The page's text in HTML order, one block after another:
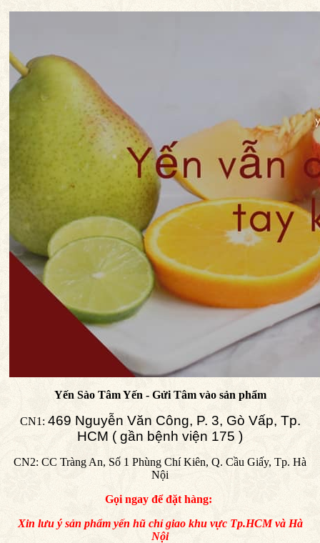
Yến Sào Tâm Yến - Gửi Tâm vào sản phẩm
CN1: 469 Nguyễn Văn Công, P. 3, Gò Vấp, Tp.
HCM ( gần bệnh viện 175 )
CN2: CC Tràng An, Số 1 Phùng Chí Kiên, Q. Cầu Giấy, Tp. Hà
Nội
Gọi ngay để đặt hàng:
Xin lưu ý sản phẩm yến hũ chỉ giao khu vực Tp.HCM và Hà
Nội